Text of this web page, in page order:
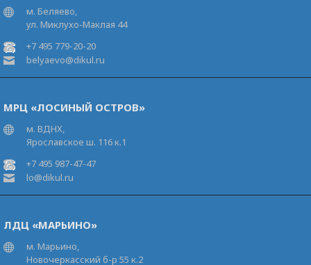
м. Беляево,
ул. Миклухо-Маклая 44
+7 495 779-20-20
belyaevo@dikul.ru
МРЦ «ЛОСИНЫЙ ОСТРОВ»
м. ВДНХ,
Ярославское ш. 116 к.1
+7 495 987-47-47
lo@dikul.ru
ЛДЦ «МАРЬИНО»
м. Марьино,
Новочеркасский б-р 55 к.2